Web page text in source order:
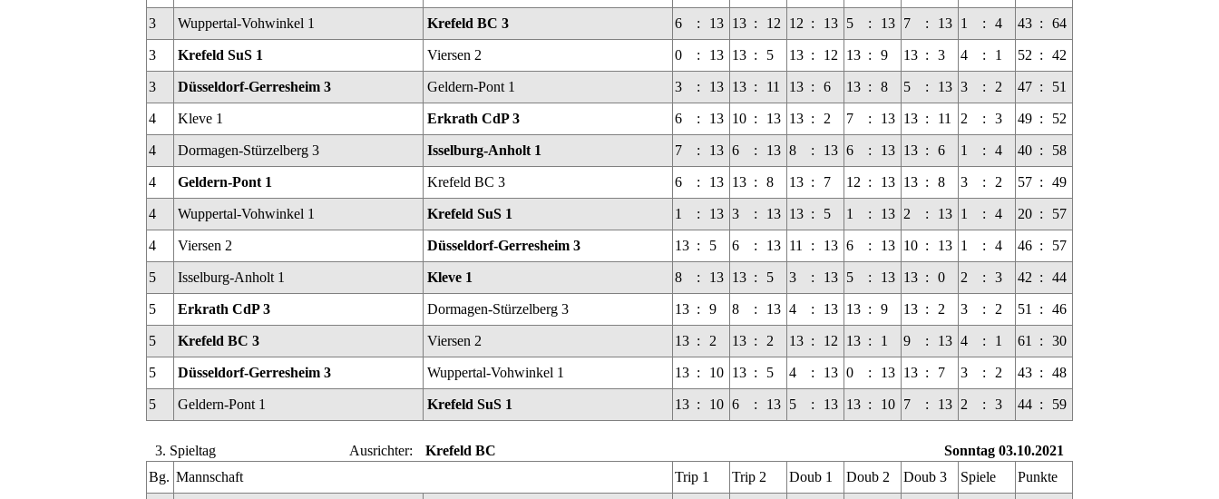
3 Wuppertal-Vohwinkel 1 Krefeld BC 3 6 : 13 13 : 12 12 : 13 5 : 13 7 : 13 1 : 4 43 : 64
3 Krefeld SuS 1 Viersen 2 0 : 13 13 : 5 13 : 12 13 : 9 13 : 3 4 : 1 52 : 42
3 Düsseldorf-Gerresheim 3 Geldern-Pont 1 3 : 13 13 : 11 13 : 6 13 : 8 5 : 13 3 : 2 47 : 51
4 Kleve 1 Erkrath CdP 3 6 : 13 10 : 13 13 : 2 7 : 13 13 : 11 2 : 3 49 : 52
4 Dormagen-Stürzelberg 3 Isselburg-Anholt 1 7 : 13 6 : 13 8 : 13 6 : 13 13 : 6 1 : 4 40 : 58
4 Geldern-Pont 1 Krefeld BC 3 6 : 13 13 : 8 13 : 7 12 : 13 13 : 8 3 : 2 57 : 49
4 Wuppertal-Vohwinkel 1 Krefeld SuS 1 1 : 13 3 : 13 13 : 5 1 : 13 2 : 13 1 : 4 20 : 57
4 Viersen 2 Düsseldorf-Gerresheim 3 13 : 5 6 : 13 11 : 13 6 : 13 10 : 13 1 : 4 46 : 57
5 Isselburg-Anholt 1 Kleve 1 8 : 13 13 : 5 3 : 13 5 : 13 13 : 0 2 : 3 42 : 44
5 Erkrath CdP 3 Dormagen-Stürzelberg 3 13 : 9 8 : 13 4 : 13 13 : 9 13 : 2 3 : 2 51 : 46
5 Krefeld BC 3 Viersen 2 13 : 2 13 : 2 13 : 12 13 : 1 9 : 13 4 : 1 61 : 30
5 Düsseldorf-Gerresheim 3 Wuppertal-Vohwinkel 1 13 : 10 13 : 5 4 : 13 0 : 13 13 : 7 3 : 2 43 : 48
5 Geldern-Pont 1 Krefeld SuS 1 13 : 10 6 : 13 5 : 13 13 : 10 7 : 13 2 : 3 44 : 59
3. Spieltag Ausrichter: Krefeld BC
Sonntag 03.10.2021
Bg. Mannschaft Trip 1 Trip 2 Doub 1 Doub 2 Doub 3 Spiele Punkte